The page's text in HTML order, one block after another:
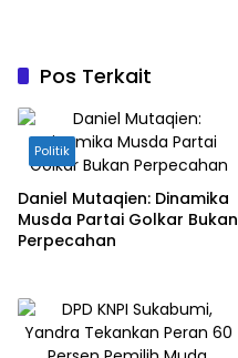
Pos Terkait
Politik
Daniel Mutaqien: Dinamika
Musda Partai Golkar Bukan
Perpecahan